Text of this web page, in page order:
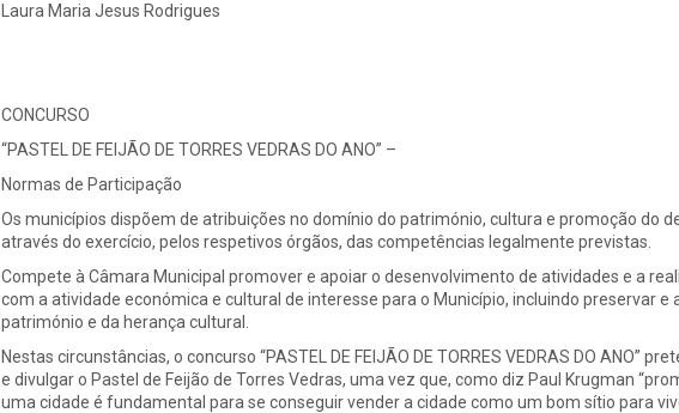
Laura Maria Jesus Rodrigues
CONCURSO
“PASTEL DE FEIJÃO DE TORRES VEDRAS DO ANO” –
Normas de Participação
Os municípios dispõem de atribuições no domínio do património, cultura e promoção do
através do exercício, pelos respetivos órgãos, das competências legalmente previstas.
Compete à Câmara Municipal promover e apoiar o desenvolvimento de atividades e a
com a atividade económica e cultural de interesse para o Município, incluindo preservar e
património e da herança cultural.
Nestas circunstâncias, o concurso “PASTEL DE FEIJÃO DE TORRES VEDRAS DO ANO”
e divulgar o Pastel de Feijão de Torres Vedras, uma vez que, como diz Paul Krugman
uma cidade é fundamental para se conseguir vender a cidade como um bom sítio para